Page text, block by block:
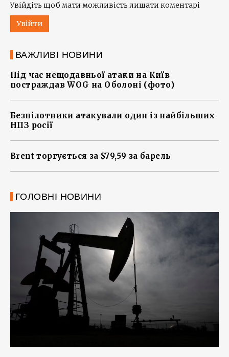
Увійдіть щоб мати можливість лишати коментарі
Увійти
ВАЖЛИВІ НОВИНИ
Під час нещодавньої атаки на Київ
постраждав WOG на Оболоні (фото)
Безпілотники атакували один із найбільших
НПЗ росії
Brent торгується за $79,59 за барель
ГОЛОВНІ НОВИНИ